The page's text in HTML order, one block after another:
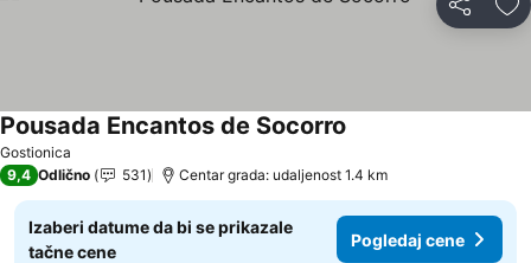
Deli
Gostionica
Pousada Encantos de Socorro
9,4 Odlično 531 Centar grada: udaljenost 1.4 km
Izaberi datume da bi se prikazale
tačne cene
Pogledaj cene